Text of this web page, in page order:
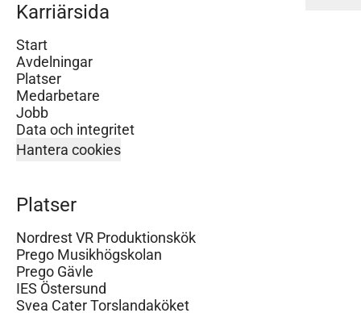
Karriärsida
Start
Avdelningar
Platser
Medarbetare
Jobb
Data och integritet
Hantera cookies
Platser
Nordrest VR Produktionskök
Prego Musikhögskolan
Prego Gävle
IES Östersund
Svea Cater Torslandaköket